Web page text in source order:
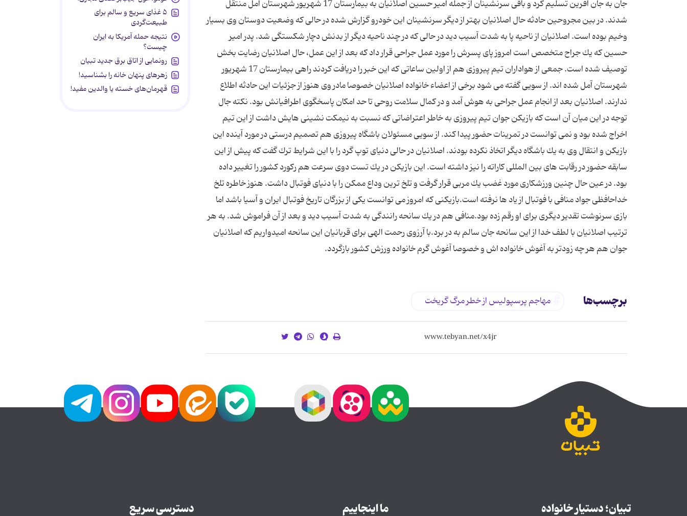
جان به جان آفرین تسلیم كرد و باقی سرنشینان از جمله امیر حسین اصلانیان به بیمارستان 17 شهریور شهرستان آمل منتقل
شدند. در بین مجروحین حادثه حال اصلانیان بهتر از دیگر سرنشینان این خودرو گزارش شده در حالی كه وضعیت دوستان وی بسیار
وخیم بوده است. اصلانیان از ناحیه پا به شدت آسیب دید در حالی كه در چند ناحیه دیگر از بدنش دچار شكستگی شد. پدر امیر
حسین كه یك جراح متخصص است امروز پای پسرش را مورد عمل جراحی قرار داد كه بعد از این عمل، حال اصلانیان رضایت بخش
توصیف شده است. جمعی از هواداران تیم پیروزی هم از اولین ساعاتی كه این خبر را دریافت كردند راهی بیمارستان 17 شهریور
شهرستان آمل شده اند. از سویی گفته می شود برخی از اعضاء خانواده اصلانیان خصوصا مادر وی هنوز از جزئیات این حادثه اطلاع
ندارند. اصلانیان بعد از انجام عمل جراحی به هوش آمد و در كمال سلامت روحی تا حد امكان پاسخگوی اطرافیانش بود. نكته جال
توجه در این میان آن است كه بازیكن جوان تیم پیروزی به خاطر اعتراضاتی كه نسبت به نیمكت نشینی هایش داشت از این تیم
اخراج شده بود و نمی توانست در تمرینات حضور پیدا كند. از سویی مسئولان باشگاه پیروزی هم تصمیم درستی در مورد آینده این
بازیكن و انتقال وی به یك باشگاه دیگر اتخاذ نكرده بودند. اصلانیان در حالی دنیای توپ گرد را با این شرایط ترك گفت كه پیش از این
سابقه حضور در رقابت های بین المللی كاراته را نیز داشته است. این بازیكن در یك تست دوی سرعت هم ركورد كشور را تغییر داده
بود. در عین حال چنین ورزشكاری مورد غضب یك مربی قرار گرفت و تلخ ترین وداع ممكن را با دنیای فوتبال داشت. هنوز خاطره تلخ
خداحافظی جواد منافی با فوتبال از یاد ها نرفته است.بازیكنی كه امروز می توانست یكی از بزرگان تاریخ فوتبال ایران و آسیا باشد اما
بازی سرنوشت تقدیر دیگری برای او رقم زده بود.منافی هم در یك سانحه رانندگی به شدت آسیب دید و بعد از آن فراموش شد. به هر
ترتیب اصلانیان با لطف خدا از این سانحه جان سالم به در برد.با آرزوی رحمت الهی برای قربانیان این سانحه امیدواریم كه اصلانیان
جوان هم هر چه زودتر به آغوش خانواده اش و خصوصا آغوش گرم خانواده ورزش كشور بازگردد.
برچسب‌ها مهاجم پرسپولیس از خطر مرگ گریخت
۵ غذای سریع و سالم برای
طبیعت‌گردی
نتیجه حمله آمریکا به ایران
چیست؟
رونمایی از اتاق برق جدید تبیان
زهرهای پنهان خانه را بشناسید!
قهرمان‌های خسته یا والدین مفید!
تبیان؛ دستیار خانواده ما اینجاییم دسترسی سریع